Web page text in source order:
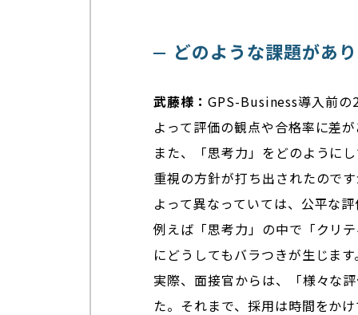
どのような課題があ
武藤様： GPS-Business導入前の
よって評価の観点や合格率に差
また、「思考力」をどのように
重視の方針が打ち出されたので
よって異なっていては、公平な
例えば「思考力」の中で「クリ
にどうしてもバラつきが生じま
実際、面接官からは、「様々な
た。それまで、採用は時間をか